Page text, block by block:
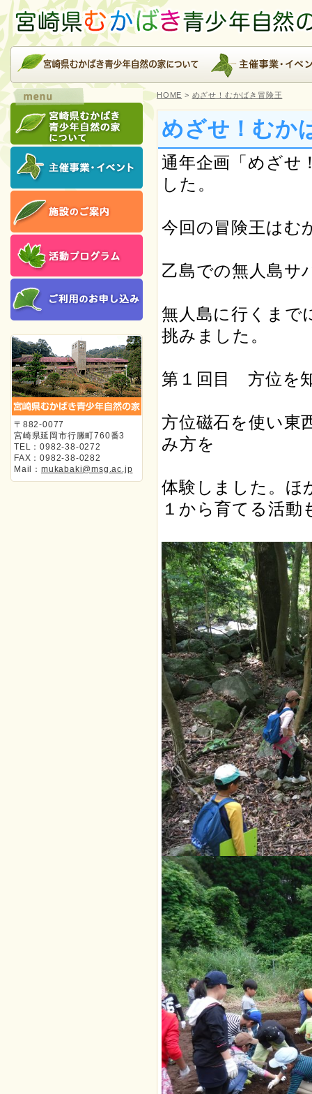
〒882-0077
宮崎県延岡市行縢町760番3
TEL：0982-38-0272
FAX：0982-38-0282
Mail： mukabaki@msg.ac.jp
HOME > めざせ！むかばき冒険王
めざせ！むか
通年企画「めざせ
した。
今回の冒険王はむ
乙島での無人島サ
無人島に行くまで
挑みました。
第１回目 方位を
方位磁石を使い東
み方を
体験しました。ほ
１から育てる活動